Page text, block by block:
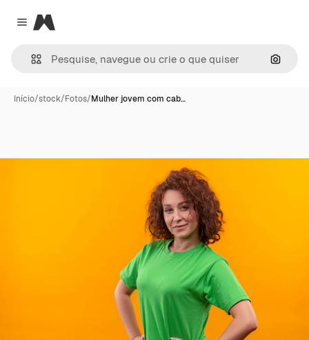
Close menu
Magnific
Início/stock/Fotos/Mulher jovem com cab…